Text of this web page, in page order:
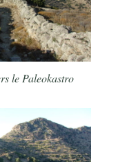
le Paleokastro